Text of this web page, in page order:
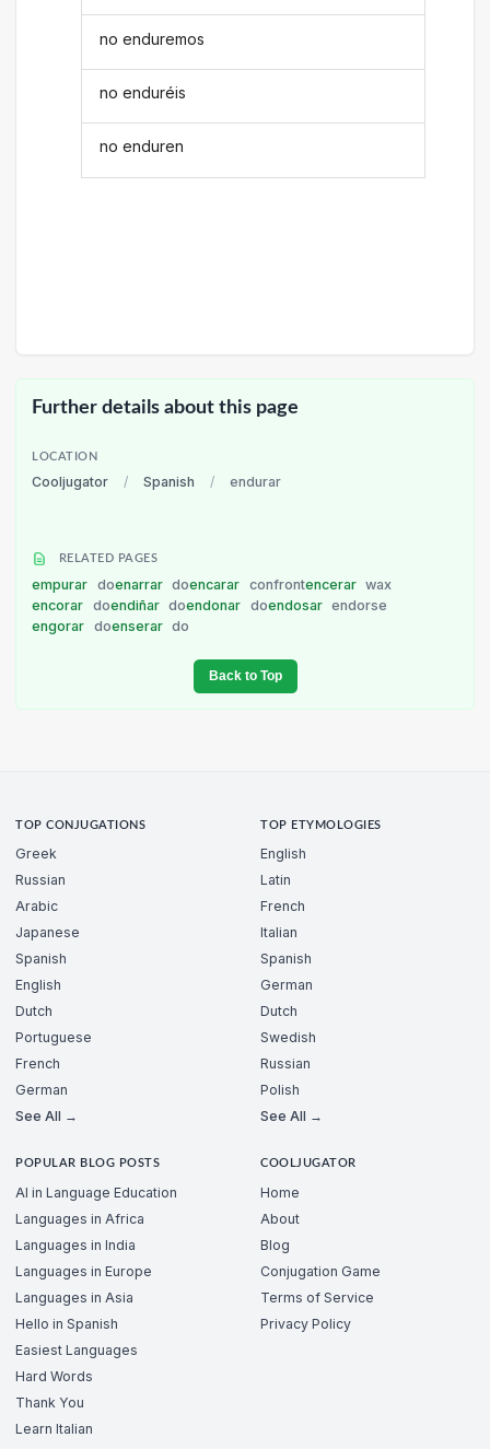
no enduremos
no enduréis
no enduren
Further details about this page
LOCATION
Cooljugator / Spanish / endurar
RELATED PAGES
empurar doenarrar doencarar confrontencerar wax
encorar doendiñar doendonar doendosar endorse
engorar doenserar do
Back to Top
TOP CONJUGATIONS
Greek
Russian
Arabic
Japanese
Spanish
English
Dutch
Portuguese
French
German
See All →
TOP ETYMOLOGIES
English
Latin
French
Italian
Spanish
German
Dutch
Swedish
Russian
Polish
See All →
POPULAR BLOG POSTS
AI in Language Education
Languages in Africa
Languages in India
Languages in Europe
Languages in Asia
Hello in Spanish
Easiest Languages
Hard Words
Thank You
Learn Italian
COOLJUGATOR
Home
About
Blog
Conjugation Game
Terms of Service
Privacy Policy